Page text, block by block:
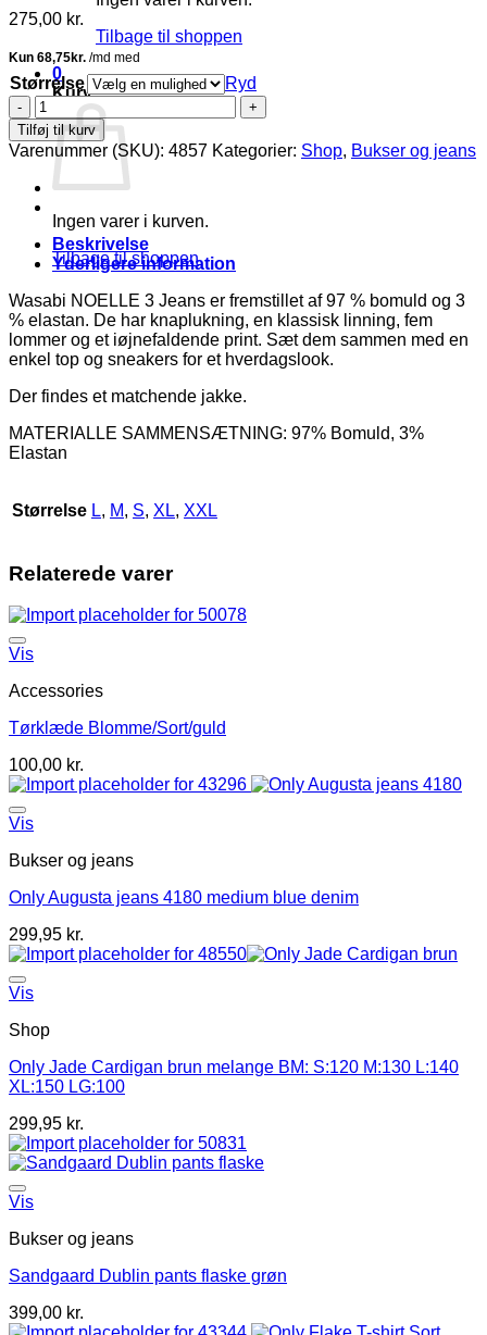
Tilbage til shoppen
0
Kurv
Ingen varer i kurven.
Tilbage til shoppen
275,00 kr.
Størrelse
Ryd
Wasabi
Noelle
3
Jeans
M/Leopard
Print
Grå/Sort
Skl:
74
699,95
S:42/44
M:46/48
L:50/52
2Xl:56
Tilføj til kurv
Varenummer (SKU): 4857 Kategorier: Shop, Bukser og jeans
Beskrivelse
Yderligere information
Wasabi NOELLE 3 Jeans er fremstillet af 97 % bomuld og 3
% elastan. De har knaplukning, en klassisk linning, fem
lommer og et iøjnefaldende print. Sæt dem sammen med en
enkel top og sneakers for et hverdagslook.
Der findes et matchende jakke.
MATERIALLE SAMMENSÆTNING: 97% Bomuld, 3%
Elastan
Størrelse L, M, S, XL, XXL
Relaterede varer
Vis
Accessories
Tørklæde Blomme/Sort/guld
100,00 kr.
Vis
Bukser og jeans
Only Augusta jeans 4180 medium blue denim
299,95 kr.
Vis
Shop
Only Jade Cardigan brun melange BM: S:120 M:130 L:140
XL:150 LG:100
299,95 kr.
Vis
Bukser og jeans
Sandgaard Dublin pants flaske grøn
399,00 kr.